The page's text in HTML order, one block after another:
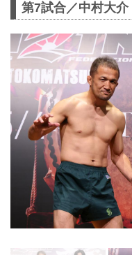
第7試合／中村大